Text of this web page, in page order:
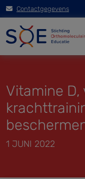
Contactgegevens
Vitamine D,
1 JUNI 2022